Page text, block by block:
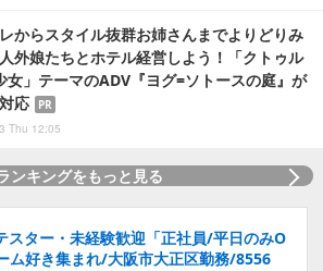
からスタイル抜群お姉さんまでよりどりみ
外娘たちとホテル経営しよう！「クトゥル
女」テーマのADV『ヨグ=ソトースの庭』が
応
PR
Thu 12:05
ンキングをもっと見る
スター・未経験歓迎「正社員/平日のみO
ム好き集まれ/大阪市大正区勤務/8556